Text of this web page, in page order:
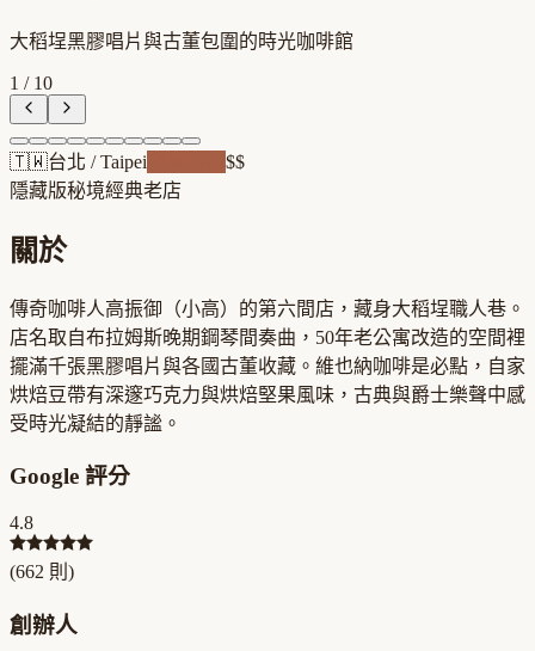
大稻埕黑膠唱片與古董包圍的時光咖啡館
1 / 10
🇹🇼台北 /Taipei
$$
隱藏版秘境經典老店
關於
傳奇咖啡人高振御（小高）的第六間店，藏身大稻埕職人巷。
店名取自布拉姆斯晚期鋼琴間奏曲，50年老公寓改造的空間裡
擺滿千張黑膠唱片與各國古董收藏。維也納咖啡是必點，自家
烘焙豆帶有深邃巧克力與烘焙堅果風味，古典與爵士樂聲中感
受時光凝結的靜謐。
Google 評分
4.8
(662 則)
創辦人